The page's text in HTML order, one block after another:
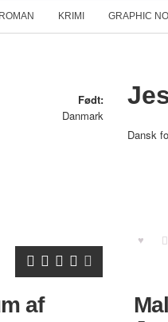
ROMAN KRIMI GRAPHIC
Født:
Danmark
Dansk
af